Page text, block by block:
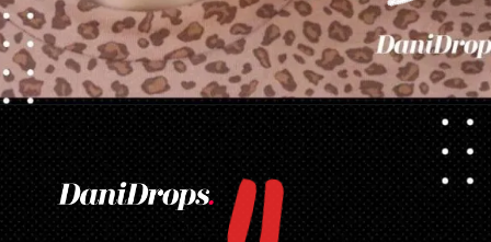
Apertura in corso